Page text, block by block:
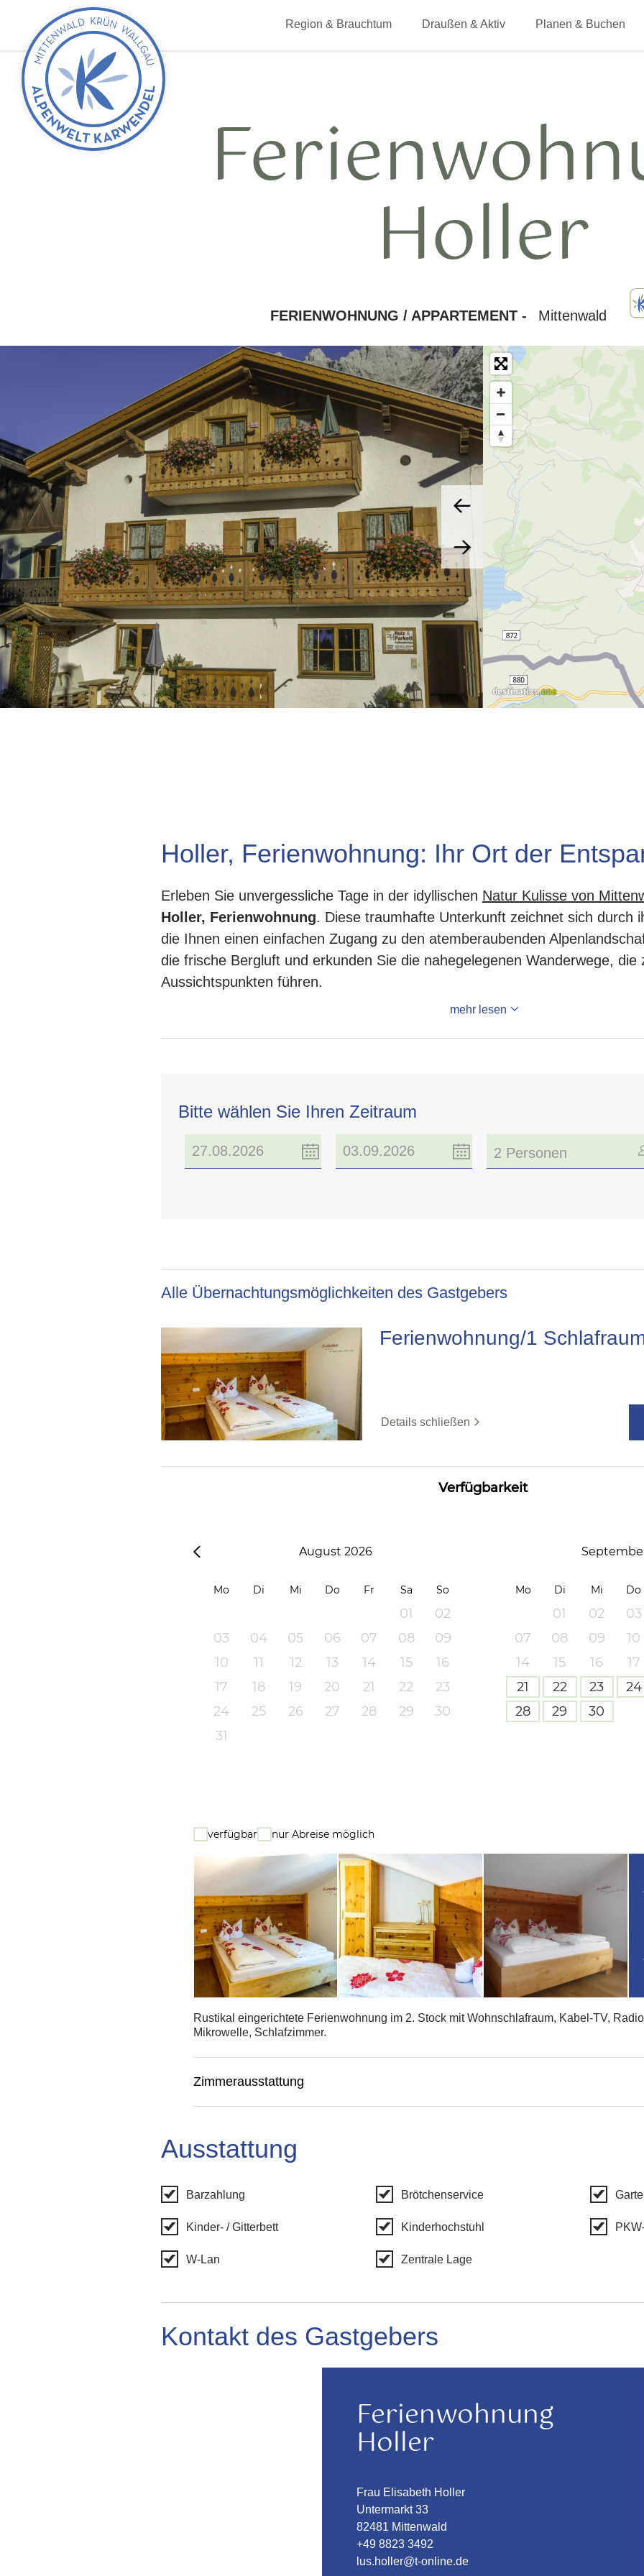
Region & Brauchtum Draußen & Aktiv Planen & Buchen
zurück
zur
Startseite
Holler
FERIENWOHNUNG / APPARTEMENT - Mittenwald
Holler, Ferienwohnung: Ihr Ort der
Erleben Sie unvergessliche Tage in der idyllischen Natur Kulisse von
Holler, Ferienwohnung. Diese traumhafte Unterkunft zeichnet sich durch
die Ihnen einen einfachen Zugang zu den atemberaubenden
die frische Bergluft und erkunden Sie die nahegelegenen Wanderwege, die
Aussichtspunkten führen.
mehr lesen
Bitte wählen Sie Ihren Zeitraum
2 Personen
Alle Übernachtungsmöglichkeiten des Gastgebers
Ferienwohnung/1
Details schließen
Verfügbarkeit
August 2026
Mo Di Mi Do Fr Sa So
01
02
03
04 05 06 07 08
09
10
11 12 13 14 15
16
17
18 19 20 21 22
23
24
25 26 27 28 29
30
31
Mo Di Mi Do
01 02 03
07
08 09 10
14
15 16 17
21
22 23 24
28
29 30
verfügbar nur Abreise möglich
Rustikal eingerichtete Ferienwohnung im 2. Stock mit Wohnschlafraum, Kabel-TV,
Mikrowelle, Schlafzimmer.
Zimmerausstattung
Ausstattung
Barzahlung Brötchenservice
Kinder- / Gitterbett Kinderhochstuhl
W-Lan Zentrale Lage
Kontakt des Gastgebers
Ferienwohnung
Holler
Frau Elisabeth Holler
Untermarkt 33
82481 Mittenwald
+49 8823 3492
lus.holler@t-online.de